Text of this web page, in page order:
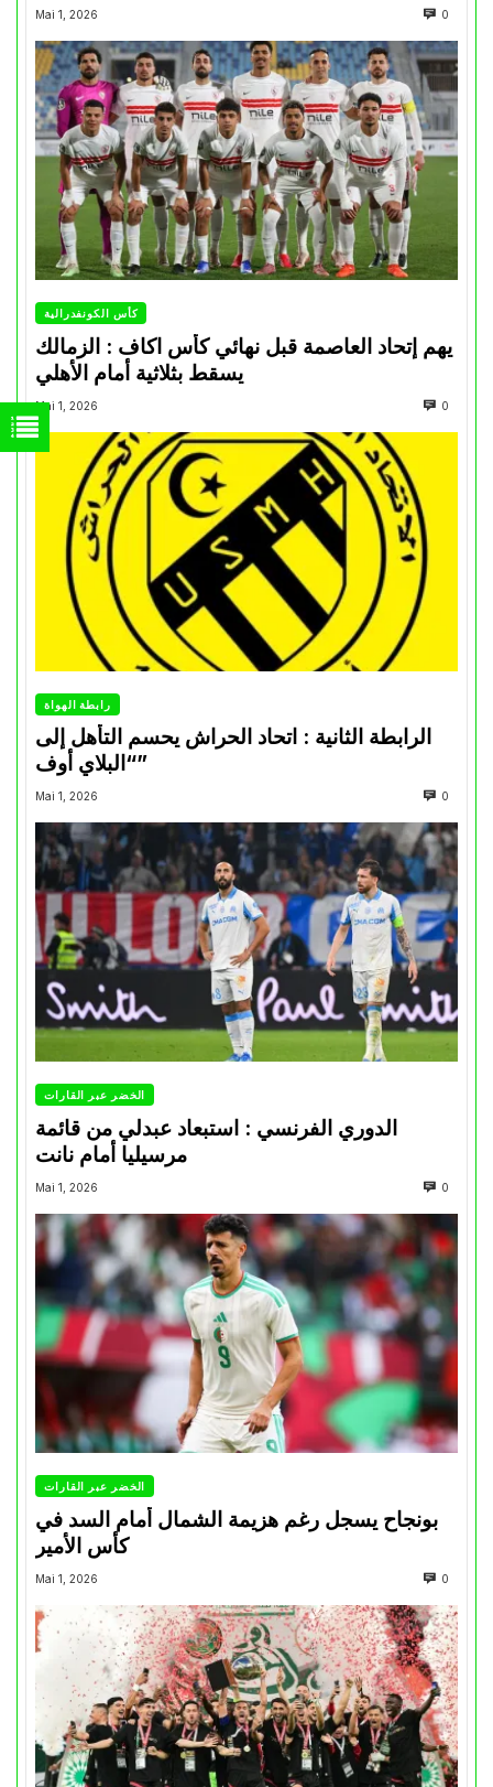
Mai 1, 2026 0
كأس الكونفدرالية
يهم إتحاد العاصمة قبل نهائي كأس اكاف : الزمالك
Mai 1, 2026 0
رابطة الهواة
الرابطة الثانية : اتحاد الحراش يحسم التأهل إلى
“البلاي أوف”
Mai 1, 2026 0
الخضر عبر القارات
الدوري الفرنسي : استبعاد عبدلي من قائمة
مرسيليا أمام نانت
Mai 1, 2026 0
الخضر عبر القارات
بونجاح يسجل رغم هزيمة الشمال أمام السد في
كأس الأمير
Mai 1, 2026 0